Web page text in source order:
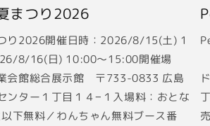
まつり2026
り2026開催日時：2026/8/15(土) 1
8/16(日) 10:00〜15:00開催場
会館総合展示館 〒733-0833 広島
ンター１丁目１４−１入場料：おとな
下無料／わんちゃん無料ブース番